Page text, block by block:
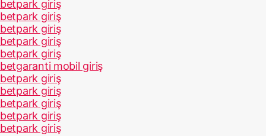
betpark giriş
betpark giriş
betpark giriş
betpark giriş
betpark giriş
betgaranti mobil giriş
betpark giriş
betpark giriş
betpark giriş
betpark giriş
betpark giriş